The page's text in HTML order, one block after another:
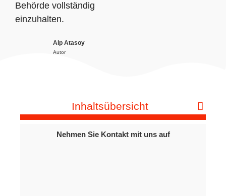
Behörde vollständig
einzuhalten.
Alp Atasoy
Autor
Inhaltsübersicht
Nehmen Sie Kontakt mit uns auf